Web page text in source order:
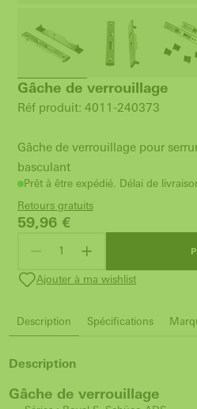
Gâche de verrouillage
Réf produit: 4011-240373
Gâche de verrouillage pour
basculant
Prêt à être expédié. Délai de
Retours gratuits
59,96 €
Ajouter à ma wishlist
Description Spécifications
Description
Gâche de verrouillage